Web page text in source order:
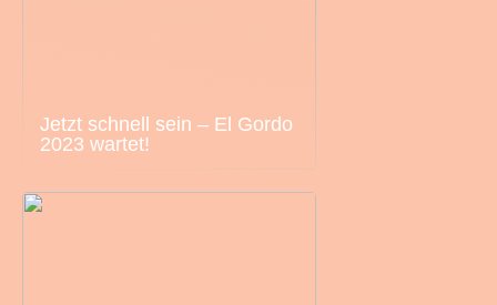
Jetzt schnell sein – El Gordo
2023 wartet!